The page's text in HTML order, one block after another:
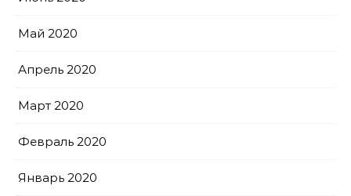
Май 2020
Апрель 2020
Март 2020
Февраль 2020
Январь 2020